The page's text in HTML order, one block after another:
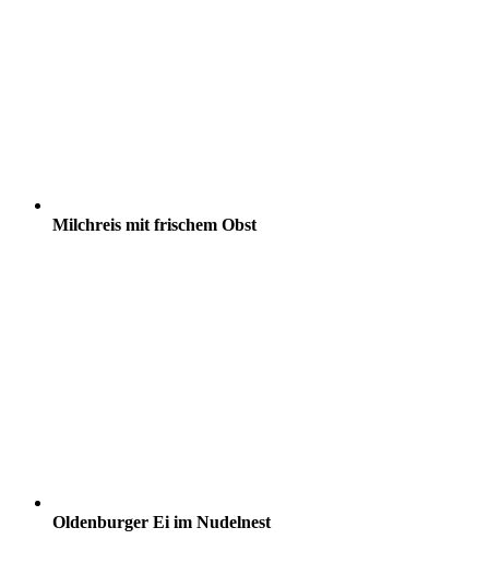
Milchreis mit frischem Obst
Oldenburger Ei im Nudelnest